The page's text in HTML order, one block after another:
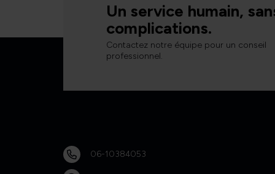
Un service humain,
complications.
Contactez notre équipe pour un conseil
professionnel.
06-10384053